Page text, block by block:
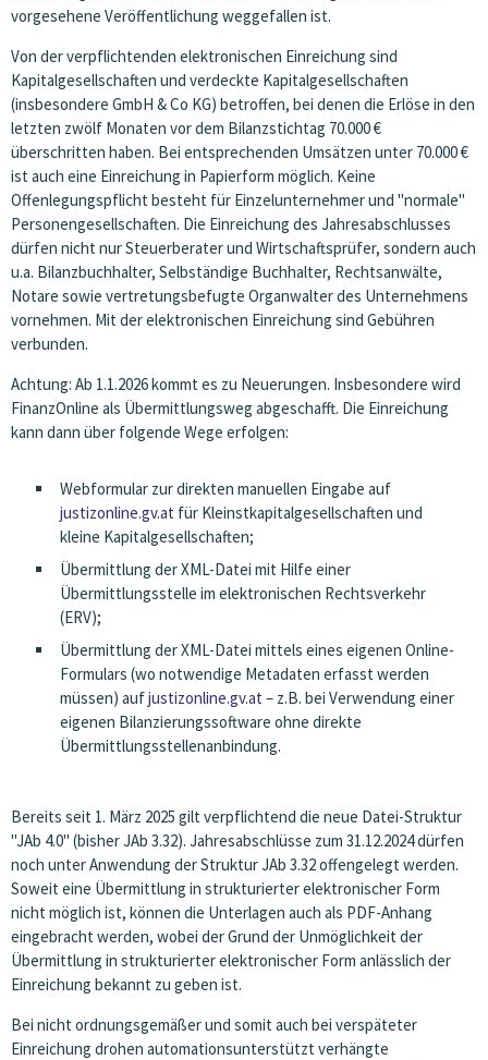
vorgesehene Veröffentlichung weggefallen ist.
Von der verpflichtenden elektronischen Einreichung sind
Kapitalgesellschaften und verdeckte Kapitalgesellschaften
(insbesondere GmbH & Co KG) betroffen, bei denen die Erlöse in den
letzten zwölf Monaten vor dem Bilanzstichtag 70.000 €
überschritten haben. Bei entsprechenden Umsätzen unter 70.000 €
ist auch eine Einreichung in Papierform möglich. Keine
Offenlegungspflicht besteht für Einzelunternehmer und "normale"
Personengesellschaften. Die Einreichung des Jahresabschlusses
dürfen nicht nur Steuerberater und Wirtschaftsprüfer, sondern auch
u.a. Bilanzbuchhalter, Selbständige Buchhalter, Rechtsanwälte,
Notare sowie vertretungsbefugte Organwalter des Unternehmens
vornehmen. Mit der elektronischen Einreichung sind Gebühren
verbunden.
Achtung: Ab 1.1.2026 kommt es zu Neuerungen. Insbesondere wird
FinanzOnline als Übermittlungsweg abgeschafft. Die Einreichung
kann dann über folgende Wege erfolgen:
Webformular zur direkten manuellen Eingabe auf
justizonline.gv.at für Kleinstkapitalgesellschaften und
kleine Kapitalgesellschaften;
Übermittlung der XML-Datei mit Hilfe einer
Übermittlungsstelle im elektronischen Rechtsverkehr
(ERV);
Übermittlung der XML-Datei mittels eines eigenen Online-
Formulars (wo notwendige Metadaten erfasst werden
müssen) aufjustizonline.gv.at – z.B. bei Verwendung einer
eigenen Bilanzierungssoftware ohne direkte
Übermittlungsstellenanbindung.
Bereits seit 1. März 2025 gilt verpflichtend die neue Datei-Struktur
"JAb 4.0" (bisher JAb 3.32). Jahresabschlüsse zum 31.12.2024 dürfen
noch unter Anwendung der Struktur JAb 3.32 offengelegt werden.
Soweit eine Übermittlung in strukturierter elektronischer Form
nicht möglich ist, können die Unterlagen auch als PDF-Anhang
eingebracht werden, wobei der Grund der Unmöglichkeit der
Übermittlung in strukturierter elektronischer Form anlässlich der
Einreichung bekannt zu geben ist.
Bei nicht ordnungsgemäßer und somit auch bei verspäteter
Einreichung drohen automationsunterstützt verhängte